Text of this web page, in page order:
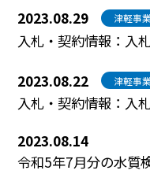
2023.08.29 津軽事
入札・契約情報：入
2023.08.22 津軽事
入札・契約情報：入
2023.08.14
令和5年7月分の水質